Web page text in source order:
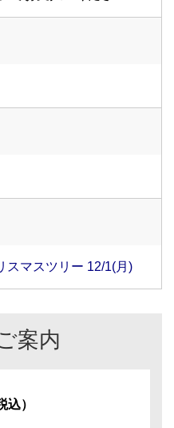
スマスツリー 12/1(月)
案内
込）